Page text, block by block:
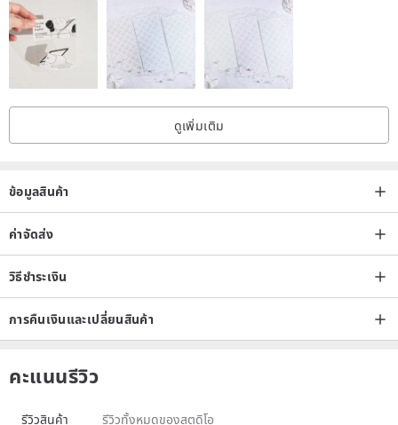
⚠️Please fill in the "complete address". If the package is not filled in
completely, resulting in delayed receipt or loss of the package,
follow-up tracking and compensation will not be accepted.
(For example: ○○ city (county) ○○ district ○○ li (village) ○○ road
♥ What you need to know before purchasing ♥
Please read the "Work Information" carefully before placing an
order. If you are worried about the perceived gap between the
actual product and your imagination, please do not purchase it!
"MUMU Feel Wooden Workshop" uses the warmth of home, the
ดูเพิ่มเติม
ข้อมูลสินค้า
ค่าจัดส่ง
วิธีชำระเงิน
การคืนเงินและเปลี่ยนสินค้า
คะแนนรีวิว
รีวิวสินค้า รีวิวทั้งหมดของสตูดิโอ